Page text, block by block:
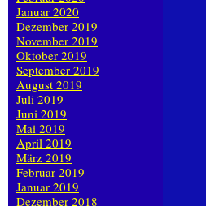
Januar 2020
Dezember 2019
November 2019
Oktober 2019
September 2019
August 2019
Juli 2019
Juni 2019
Mai 2019
April 2019
März 2019
Februar 2019
Januar 2019
Dezember 2018